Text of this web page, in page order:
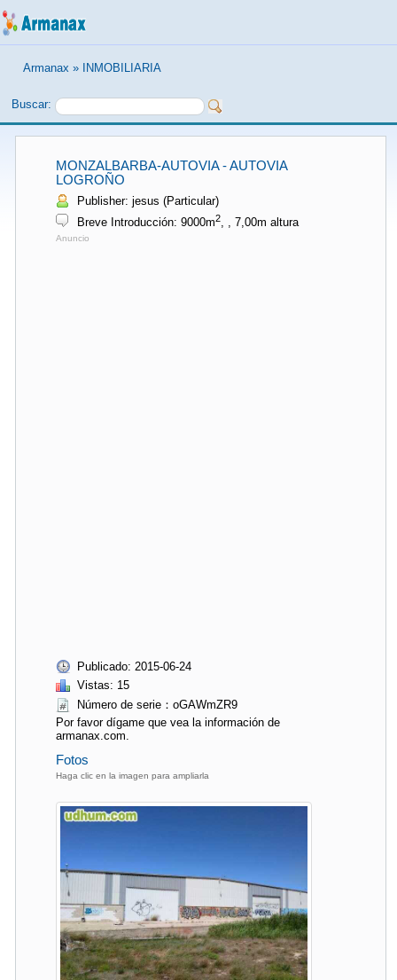
Armanax » INMOBILIARIA
Buscar:
MONZALBARBA-AUTOVIA - AUTOVIA
LOGROÑO
Publisher: jesus (Particular)
Breve Introducción: 9000m2, , 7,00m altura
Anuncio
Publicado: 2015-06-24
Vistas: 15
Número de serie：oGAWmZR9
Por favor dígame que vea la información de
armanax.com.
Fotos
Haga clic en la imagen para ampliarla